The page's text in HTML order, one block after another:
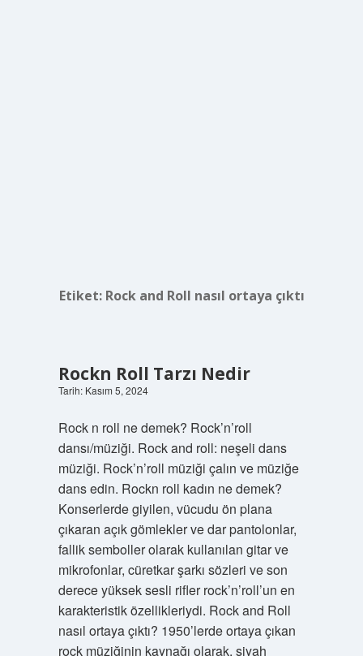
Etiket: Rock and Roll nasıl ortaya çıktı
Rockn Roll Tarzı Nedir
Tarih: Kasım 5, 2024
Rock n roll ne demek? Rock’n’roll
dansı/müziği. Rock and roll: neşeli dans
müziği. Rock’n’roll müziği çalın ve müziğe
dans edin. Rockn roll kadın ne demek?
Konserlerde giyilen, vücudu ön plana
çıkaran açık gömlekler ve dar pantolonlar,
fallik semboller olarak kullanılan gitar ve
mikrofonlar, cüretkar şarkı sözleri ve son
derece yüksek sesli rifler rock’n’roll’un en
karakteristik özellikleriydi. Rock and Roll
nasıl ortaya çıktı? 1950’lerde ortaya çıkan
rock müziğinin kaynağı olarak, siyah